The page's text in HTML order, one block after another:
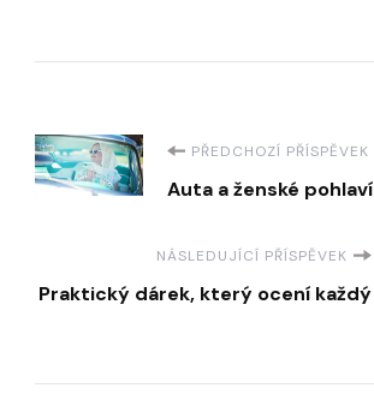
NavigacePŘEDCHOZÍ PŘÍSPĚVEK
Auta a ženské pohlaví
NÁSLEDUJÍCÍ PŘÍSPĚVEK
Praktický dárek, který ocení každý